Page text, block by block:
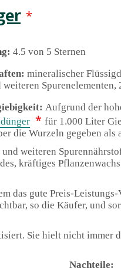
*
4.5 von 5 Sternen
mineralischer
weiteren
Aufgrund der
* für 1.000 Liter
die Wurzeln gegeben
weiteren
kräftiges
das gute Preis-
so die Käufer, und
Sie hielt nicht immer
Nachteile: